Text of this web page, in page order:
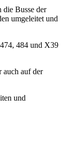
die Busse der
umgeleitet und
484 und X39
auch auf der
und